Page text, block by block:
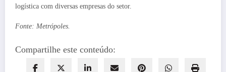
logística com diversas empresas do setor.
Fonte: Metrópoles.
Compartilhe este conteúdo: